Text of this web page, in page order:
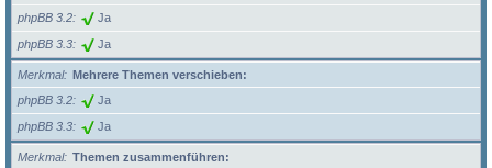
phpBB 3.2
Ja
phpBB 3.3 Ja
Merkmal
Mehrere Themen verschieben:
phpBB 3.2
Ja
phpBB 3.3 Ja
Merkmal
Themen zusammenführen: